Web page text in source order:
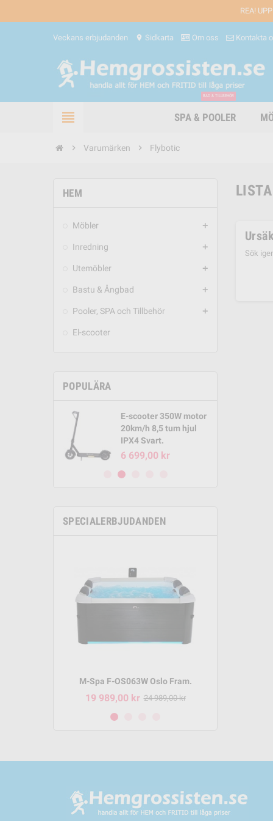
REA!
Veckans erbjudanden location_on Sidkarta Om oss Kontakta
view_headline SPA & POOLER
BAD & TILLBEHÖR
chevron_right Varumärken chevron_right Flybotic
HEM
Möbler add
Inredning add
Utemöbler add
Bastu & Ångbad add
Pooler, SPA och Tillbehör add
El-scooter
POPULÄRA
E-scooter 350W motor
20km/h 8,5 tum hjul
IPX4 Svart.
6 699,00 kr
SPECIALERBJUDANDEN
M-Spa F-OS063W Oslo Fram.
19 989,00 kr 24 989,00 kr
Sök